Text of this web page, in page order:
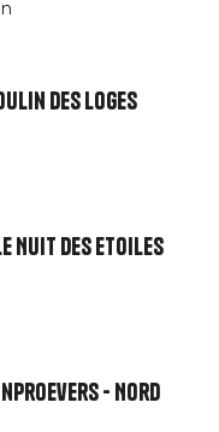
des Loges
Nuit des Etoiles
- Nord